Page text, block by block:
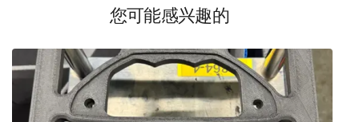
您可能感兴趣的